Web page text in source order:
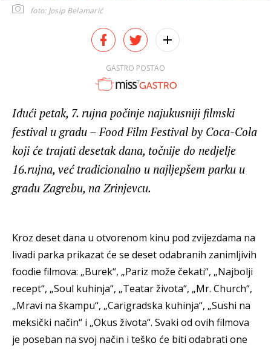
foto: Josip Belamarić
GASTRO POSTAO
Idući petak, 7. rujna počinje najukusniji filmski
festival u gradu – Food Film Festival by Coca-Cola
koji će trajati desetak dana, točnije do nedjelje
16.rujna, već tradicionalno u najljepšem parku u
gradu Zagrebu, na Zrinjevcu.
Kroz deset dana u otvorenom kinu pod zvijezdama na
livadi parka prikazat će se deset odabranih zanimljivih
foodie filmova: „Burek“, „Pariz može čekati“, „Najbolji
recept“, „Soul kuhinja“, „Teatar života“, „Mr. Church“,
„Mravi na škampu“, „Carigradska kuhinja“, „Sushi na
meksički način“ i „Okus života“. Svaki od ovih filmova
je poseban na svoj način i teško će biti odabrati one